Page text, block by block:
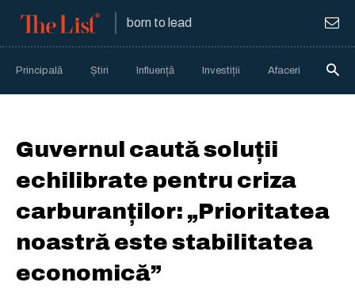
born to lead
Principală Știri Influență Investiții Afaceri
Guvernul caută soluții
echilibrate pentru criza
carburanților: „Prioritatea
noastră este stabilitatea
economică”